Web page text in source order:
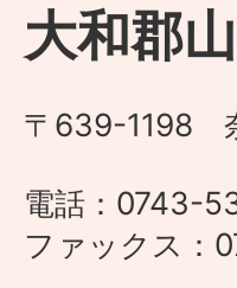
大和郡
〒639-1198
電話：0743-
ファックス：